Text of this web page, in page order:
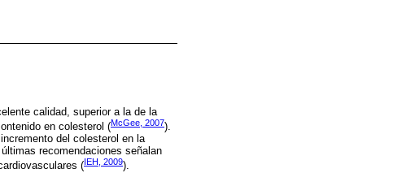
calidad, superior a la de la
en colesterol (McGee, 2007).
del colesterol en la
recomendaciones señalan
(IEH, 2009).